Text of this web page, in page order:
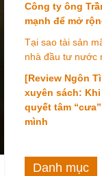
Công ty ông
mạnh để mở
Tại sao tài sản
nhà đầu tư nước
[Review Ngôn
xuyên sách:
quyết tâm
mình
Danh mục